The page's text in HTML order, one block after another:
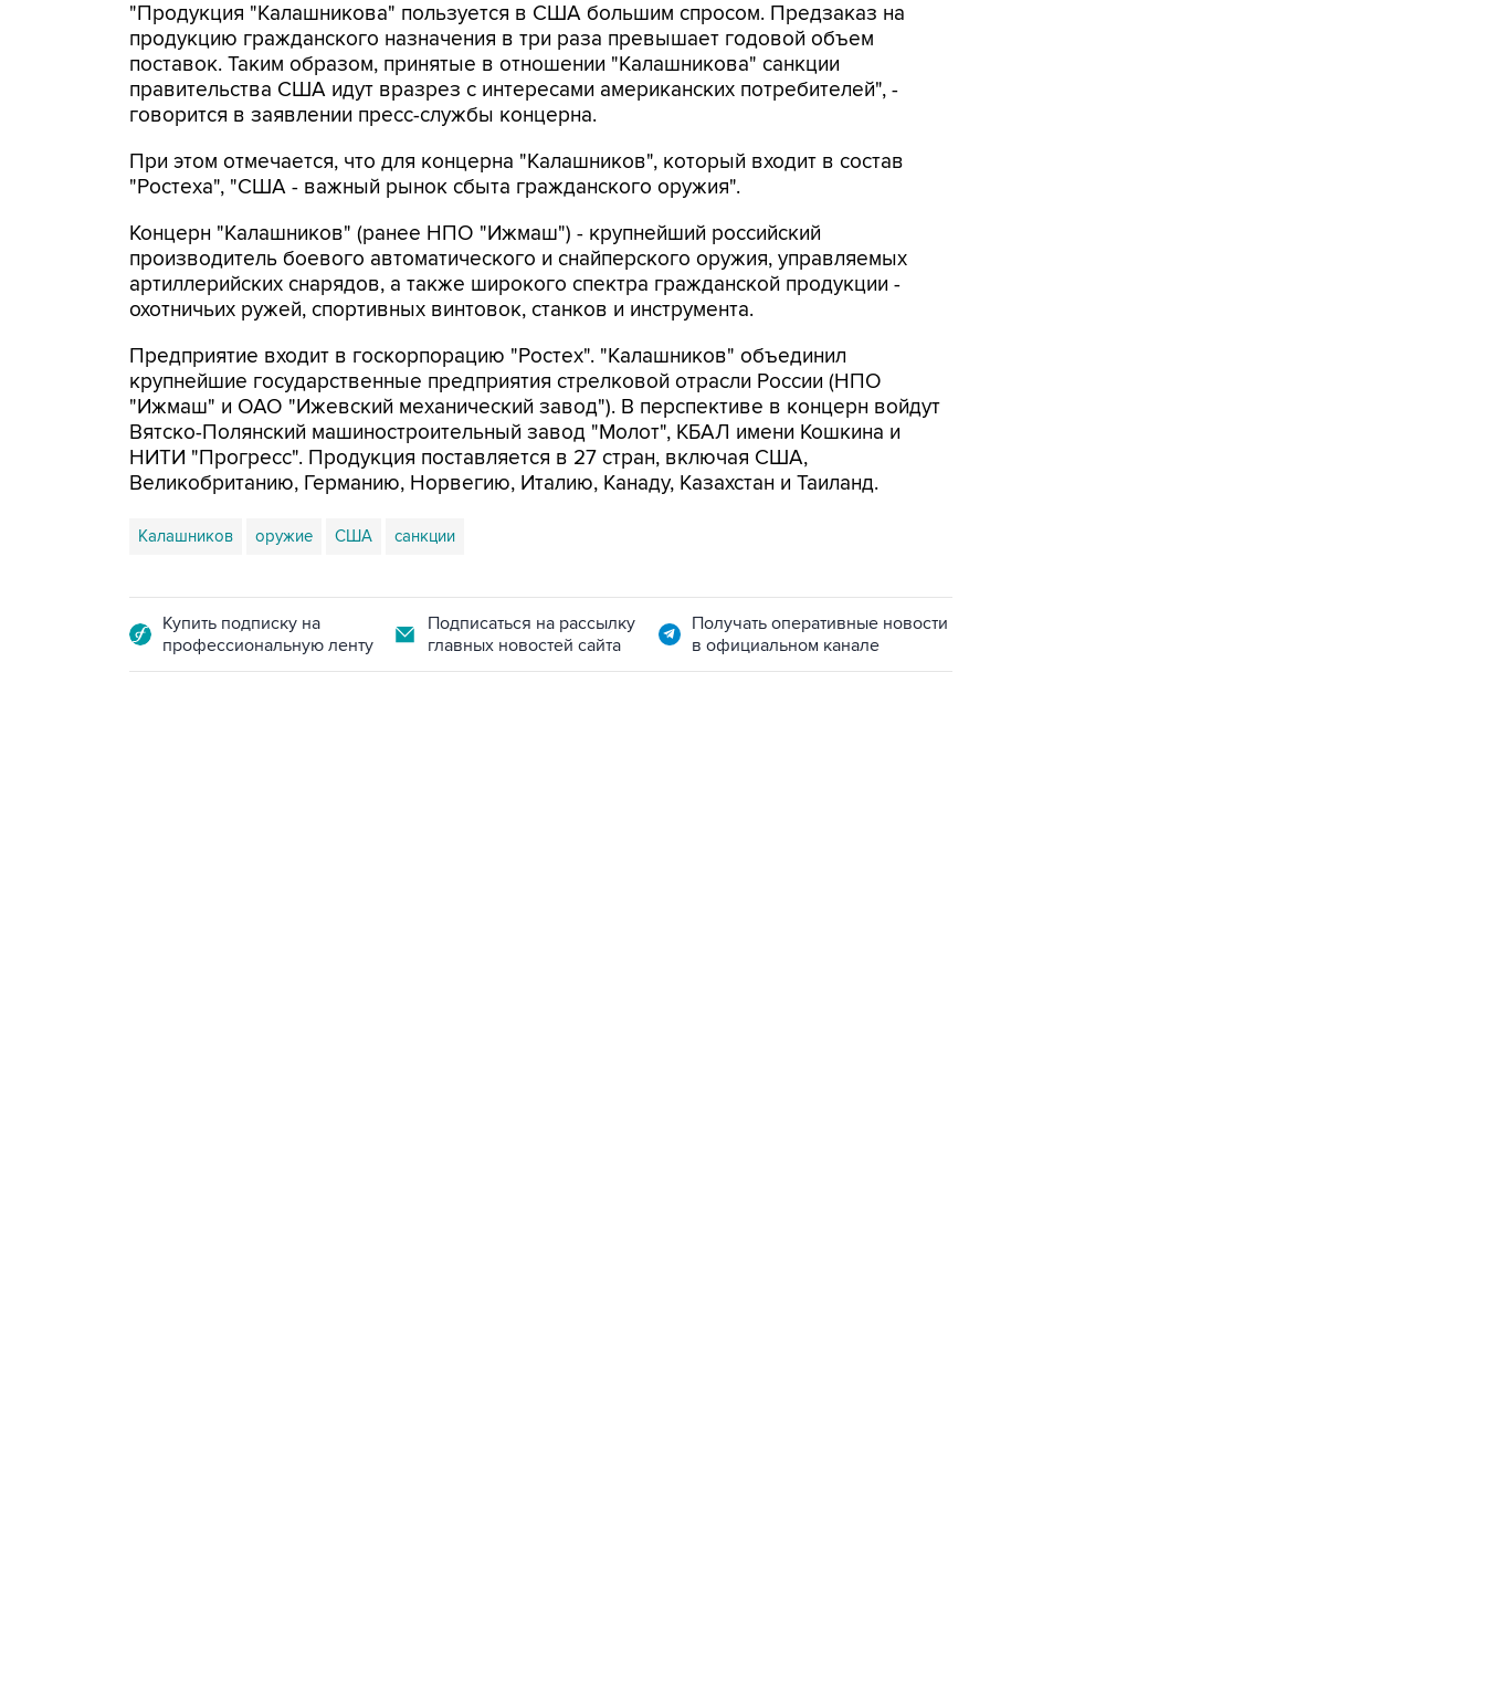
"Продукция "Калашникова" пользуется в США большим спросом. Предзаказ на
продукцию гражданского назначения в три раза превышает годовой объем
поставок. Таким образом, принятые в отношении "Калашникова" санкции
правительства США идут вразрез с интересами американских потребителей", -
говорится в заявлении пресс-службы концерна.
При этом отмечается, что для концерна "Калашников", который входит в состав
"Ростеха", "США - важный рынок сбыта гражданского оружия".
Концерн "Калашников" (ранее НПО "Ижмаш") - крупнейший российский
производитель боевого автоматического и снайперского оружия, управляемых
артиллерийских снарядов, а также широкого спектра гражданской продукции -
охотничьих ружей, спортивных винтовок, станков и инструмента.
Предприятие входит в госкорпорацию "Ростех". "Калашников" объединил
крупнейшие государственные предприятия стрелковой отрасли России (НПО
"Ижмаш" и ОАО "Ижевский механический завод"). В перспективе в концерн войдут
Вятско-Полянский машиностроительный завод "Молот", КБАЛ имени Кошкина и
НИТИ "Прогресс". Продукция поставляется в 27 стран, включая США,
Великобританию, Германию, Норвегию, Италию, Канаду, Казахстан и Таиланд.
Калашников оружие США санкции
Купить подписку на
профессиональную ленту
Подписаться на рассылку
главных новостей сайта
Получать оперативные новости
в официальном канале